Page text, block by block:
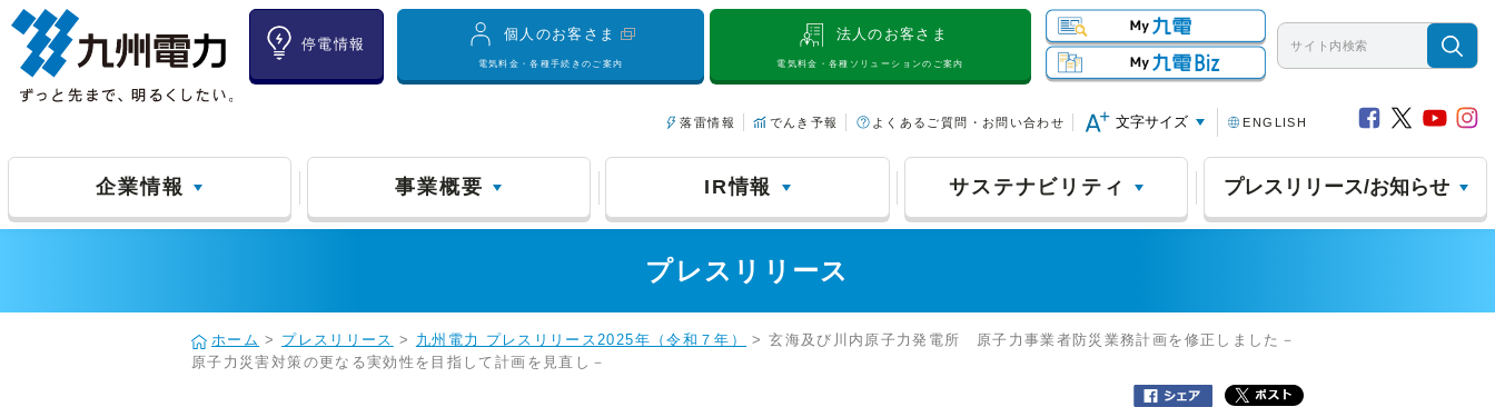
停電情報
個人のお客さま
電気料金・各種手続きのご案内
法人のお客さま
電気料金・各種ソリューションのご案内
落雷情報 でんき予報 よくあるご質問・お問い合わせ 文字サイズ ENGLISH
企業情報 事業概要 IR情報 サステナビリティ プレスリリース/お知らせ
プレスリリース
ホーム > プレスリリース > 九州電力 プレスリリース2025年（令和７年）
> 玄海及び川内原子力発電所 原子力事業者防災業務計画を修正しました－
原子力災害対策の更なる実効性を目指して計画を見直し－